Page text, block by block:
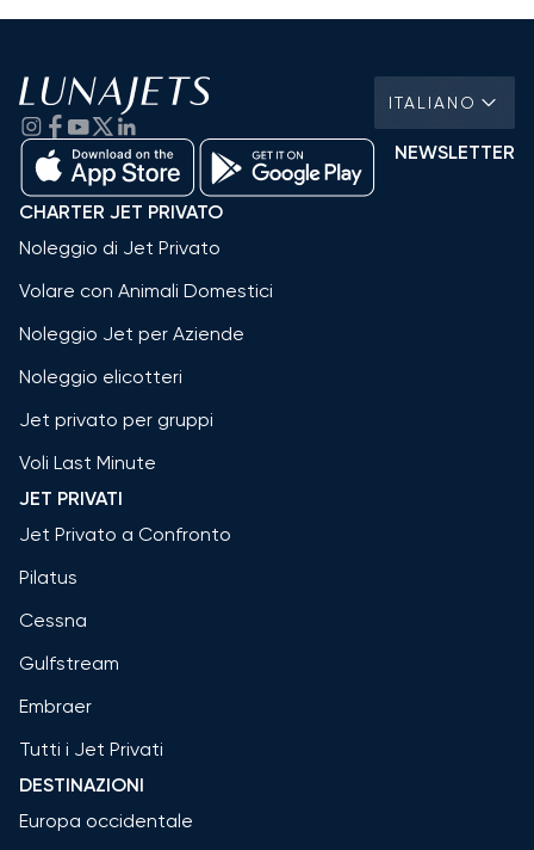
ITALIANO
NEWSLETTER
CHARTER JET PRIVATO
Noleggio di Jet Privato
Volare con Animali Domestici
Noleggio Jet per Aziende
Noleggio elicotteri
Jet privato per gruppi
Voli Last Minute
JET PRIVATI
Jet Privato a Confronto
Pilatus
Cessna
Gulfstream
Embraer
Tutti i Jet Privati
DESTINAZIONI
Europa occidentale